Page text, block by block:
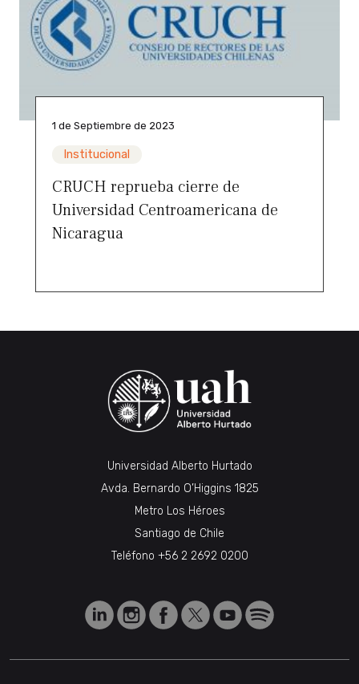
1 de Septiembre de 2023
Institucional
CRUCH reprueba cierre de
Universidad Centroamericana de
Nicaragua
Universidad Alberto Hurtado
Avda. Bernardo O’Higgins 1825
Metro Los Héroes
Santiago de Chile
Teléfono +56 2 2692 0200